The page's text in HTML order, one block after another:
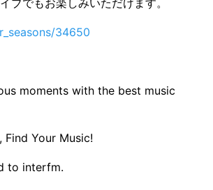
ブでもお楽しみいただけます。
34650
moments with the best music
Find Your Music!
to interfm.